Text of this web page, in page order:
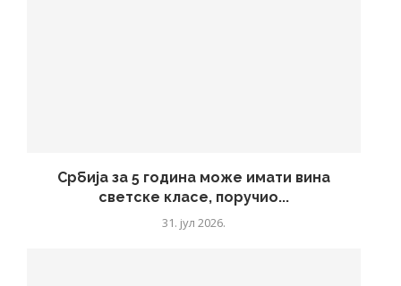
Србија за 5 година може имати вина
светске класе, поручио...
31. јул 2026.